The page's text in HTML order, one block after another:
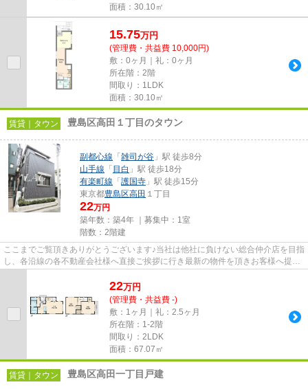
面積：30.10㎡
15.75万円
(管理費・共益費 10,000円)
敷：0ヶ月｜礼：0ヶ月
所在階：2階
間取り：1LDK
面積：30.10㎡
賃貸｜タウン 豊島区高田１丁目のタウン
副都心線 「 雑司が谷 」駅 徒歩8分
山手線 「 目白 」駅 徒歩18分
有楽町線 「 護国寺 」駅 徒歩15分
東京都豊島区高田 １丁目
22万円
築年数：築4年 ｜募集中： 1室
階数：2階建
ここまでご覧頂きありがとうございます♪当社は他社に負けない総合仲介店を目指
し、各沿線の各不動産会社様へ直接ご挨拶に行き最新の物件を頂きお客様へ提供
22万円
(管理費・共益費 -)
敷：1ヶ月｜礼：2.5ヶ月
所在階：1-2階
間取り：2LDK
面積：67.07㎡
賃貸｜タウン 豊島区高田一丁目戸建